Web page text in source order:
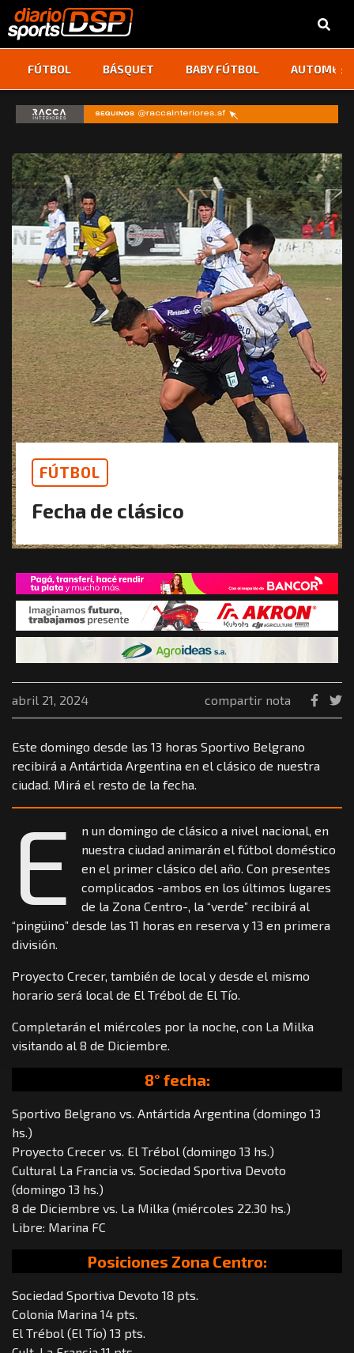
FÚTBOL BÁSQUET BABY FÚTBOL ‹ ›
FÚTBOL
Fecha de clásico
abril 21, 2024 compartir nota
Este domingo desde las 13 horas Sportivo Belgrano
recibirá a Antártida Argentina en el clásico de nuestra
ciudad. Mirá el resto de la fecha.
E
n un domingo de clásico a nivel nacional, en
nuestra ciudad animarán el fútbol doméstico
en el primer clásico del año. Con presentes
complicados -ambos en los últimos lugares
de la Zona Centro-, la “verde” recibirá al
“pingüino” desde las 11 horas en reserva y 13 en primera
división.
Proyecto Crecer, también de local y desde el mismo
horario será local de El Trébol de El Tío.
Completarán el miércoles por la noche, con La Milka
visitando al 8 de Diciembre.
8° fecha:
Sportivo Belgrano vs. Antártida Argentina (domingo 13
hs.)
Proyecto Crecer vs. El Trébol (domingo 13 hs.)
Cultural La Francia vs. Sociedad Sportiva Devoto
(domingo 13 hs.)
8 de Diciembre vs. La Milka (miércoles 22.30 hs.)
Libre: Marina FC
Posiciones Zona Centro:
Sociedad Sportiva Devoto 18 pts.
Colonia Marina 14 pts.
El Trébol (El Tío) 13 pts.